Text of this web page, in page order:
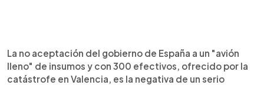
La no aceptación del gobierno de España a un "avión
lleno" de insumos y con 300 efectivos, ofrecido por la
catástrofe en Valencia, es la negativa de un serio